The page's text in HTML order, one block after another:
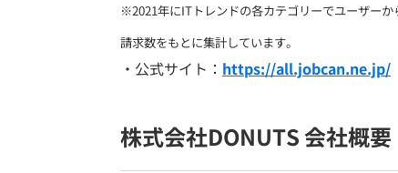
※2021年にITトレンドの各カテゴリーでユーザー
請求数をもとに集計しています。
・公式サイト： https://all.jobcan.ne.jp/
株式会社DONUTS 会社概要